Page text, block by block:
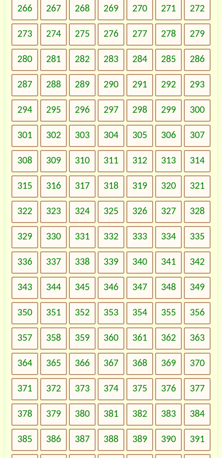
266 267 268 269 270 271 272
273 274 275 276 277 278 279
280 281 282 283 284 285 286
287 288 289 290 291 292 293
294 295 296 297 298 299 300
301 302 303 304 305 306 307
308 309 310 311 312 313 314
315 316 317 318 319 320 321
322 323 324 325 326 327 328
329 330 331 332 333 334 335
336 337 338 339 340 341 342
343 344 345 346 347 348 349
350 351 352 353 354 355 356
357 358 359 360 361 362 363
364 365 366 367 368 369 370
371 372 373 374 375 376 377
378 379 380 381 382 383 384
385 386 387 388 389 390 391